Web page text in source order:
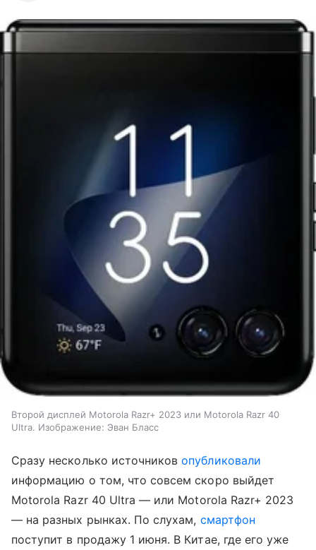
Второй дисплей Motorola Razr+ 2023 или Motorola Razr 40
Ultra. Изображение: Эван Бласс
Сразу несколько источниковопубликовали
информацию о том, что совсем скоро выйдет
Motorola Razr 40 Ultra — или Motorola Razr+ 2023
— на разных рынках. По слухам, смартфон
поступит в продажу 1 июня. В Китае, где его уже